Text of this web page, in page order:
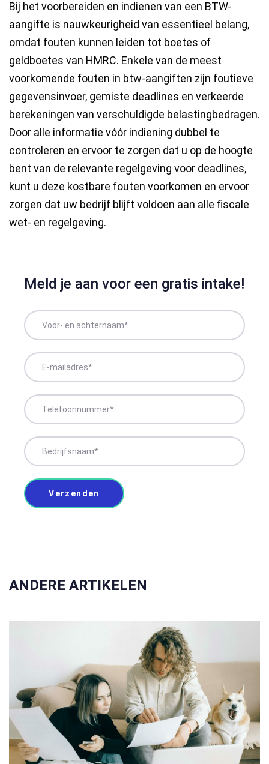
Bij het voorbereiden en indienen van een BTW-
aangifte is nauwkeurigheid van essentieel belang,
omdat fouten kunnen leiden tot boetes of
geldboetes van HMRC. Enkele van de meest
voorkomende fouten in btw-aangiften zijn foutieve
gegevensinvoer, gemiste deadlines en verkeerde
berekeningen van verschuldigde belastingbedragen.
Door alle informatie vóór indiening dubbel te
controleren en ervoor te zorgen dat u op de hoogte
bent van de relevante regelgeving voor deadlines,
kunt u deze kostbare fouten voorkomen en ervoor
zorgen dat uw bedrijf blijft voldoen aan alle fiscale
wet- en regelgeving.
Meld je aan voor een gratis intake!
ANDERE ARTIKELEN